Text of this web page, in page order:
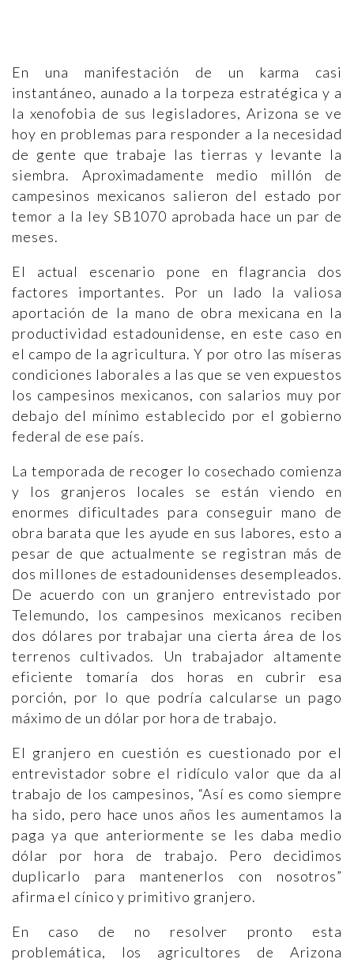
En una manifestación de un karma casi
instantáneo, aunado a la torpeza estratégica y a
la xenofobia de sus legisladores, Arizona se ve
hoy en problemas para responder a la necesidad
de gente que trabaje las tierras y levante la
siembra. Aproximadamente medio millón de
campesinos mexicanos salieron del estado por
temor a la ley SB1070 aprobada hace un par de
meses.
El actual escenario pone en flagrancia dos
factores importantes. Por un lado la valiosa
aportación de la mano de obra mexicana en la
productividad estadounidense, en este caso en
el campo de la agricultura. Y por otro las míseras
condiciones laborales a las que se ven expuestos
los campesinos mexicanos, con salarios muy por
debajo del mínimo establecido por el gobierno
federal de ese país.
La temporada de recoger lo cosechado comienza
y los granjeros locales se están viendo en
enormes dificultades para conseguir mano de
obra barata que les ayude en sus labores, esto a
pesar de que actualmente se registran más de
dos millones de estadounidenses desempleados.
De acuerdo con un granjero entrevistado por
Telemundo, los campesinos mexicanos reciben
dos dólares por trabajar una cierta área de los
terrenos cultivados. Un trabajador altamente
eficiente tomaría dos horas en cubrir esa
porción, por lo que podría calcularse un pago
máximo de un dólar por hora de trabajo.
El granjero en cuestión es cuestionado por el
entrevistador sobre el ridículo valor que da al
trabajo de los campesinos, “Así es como siempre
ha sido, pero hace unos años les aumentamos la
paga ya que anteriormente se les daba medio
dólar por hora de trabajo. Pero decidimos
duplicarlo para mantenerlos con nosotros”
afirma el cínico y primitivo granjero.
En caso de no resolver pronto esta
problemática, los agricultores de Arizona